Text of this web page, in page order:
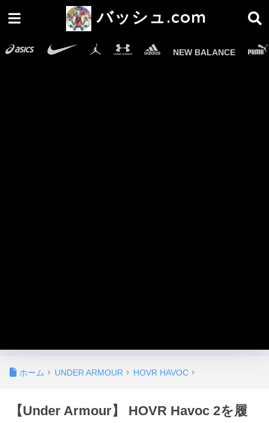
バッシュ.com
NEW BALANCE
ホーム UNDER ARMOUR HOVR HAVOC
【Under Armour】 HOVR Havoc 2を履